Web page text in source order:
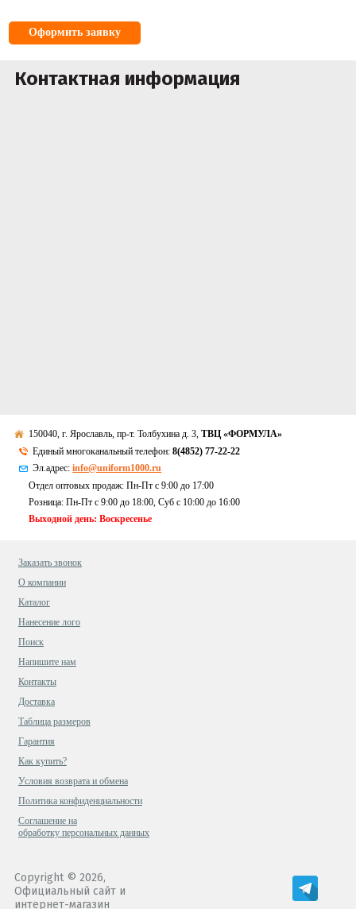
Оформить заявку
Контактная информация
150040, г. Ярославль, пр-т. Толбухина д. 3,ТВЦ «ФОРМУЛА»
Единый многоканальный телефон:8(4852) 77-22-22
Эл.адрес:info@uniform1000.ru
Отдел оптовых продаж: Пн-Пт с 9:00 до 17:00
Розница: Пн-Пт с 9:00 до 18:00, Суб c 10:00 до 16:00
Выходной день: Воскресенье
Заказать звонок
О компании
Каталог
Нанесение лого
Поиск
Напишите нам
Контакты
Доставка
Таблица размеров
Гарантия
Как купить?
Условия возврата и обмена
Политика конфиденциальности
Cоглашение на
обработку персональных данных
Copyright © 2026,
Официальный сайт и
интернет-магазин